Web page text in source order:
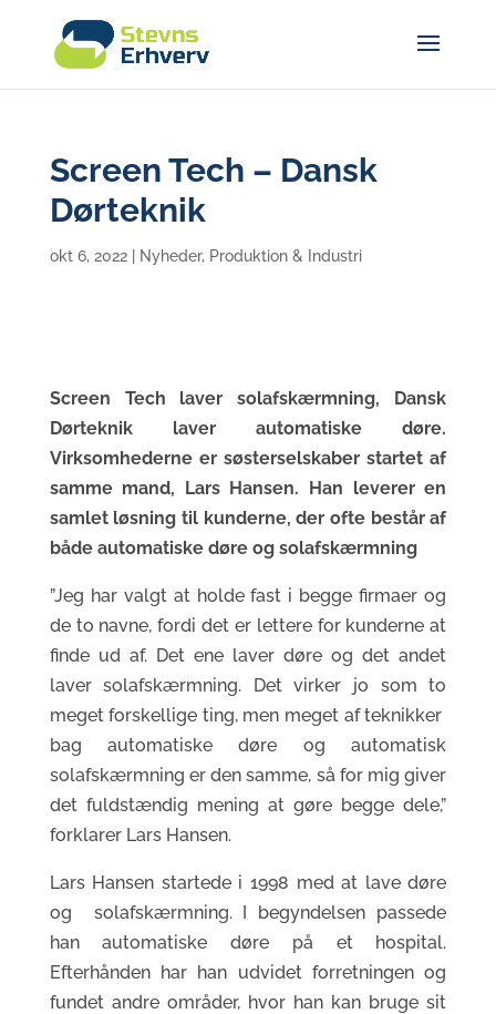
Screen Tech – Dansk
Dørteknik
okt 6, 2022| Nyheder, Produktion & Industri
Screen Tech laver solafskærmning, Dansk
Dørteknik laver automatiske døre.
Virksomhederne er søsterselskaber startet af
samme mand, Lars Hansen. Han leverer en
samlet løsning til kunderne, der ofte består af
både automatiske døre og solafskærmning
”Jeg har valgt at holde fast i begge firmaer og
de to navne, fordi det er lettere for kunderne at
finde ud af. Det ene laver døre og det andet
laver solafskærmning. Det virker jo som to
meget forskellige ting, men meget af teknikker
bag automatiske døre og automatisk
solafskærmning er den samme, så for mig giver
det fuldstændig mening at gøre begge dele,”
forklarer Lars Hansen.
Lars Hansen startede i 1998 med at lave døre
og solafskærmning. I begyndelsen passede
han automatiske døre på et hospital.
Efterhånden har han udvidet forretningen og
fundet andre områder, hvor han kan bruge sit